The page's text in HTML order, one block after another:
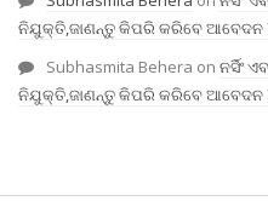
ନିଯୁକ୍ତି,ଜାଣନ୍ତୁ କିପରି କରିବେ ଆବେଦନ
Subhasmita Behera on ନର୍ସିଂ
ନିଯୁକ୍ତି,ଜାଣନ୍ତୁ କିପରି କରିବେ ଆବେଦନ